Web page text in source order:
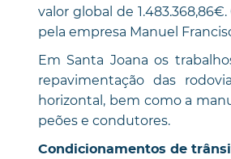
valor global de
pela empresa Manuel
Em Santa Joana os
repavimentação das
horizontal, bem como a
peões e condutores.
Condicionamentos de